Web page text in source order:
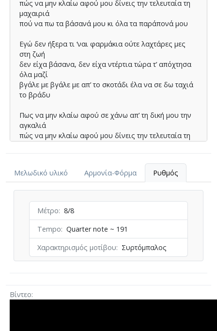
πώς να µην κλαίω αφού µου δίνεις την τελευταία τη
µαχαιριά
πού να πω τα βάσανά µου κι όλα τα παράπονά µου
Εγώ δεν ήξερα τι ‘ναι φαρµάκια ούτε λαχτάρες µες
στη ζωή
δεν είχα βάσανα, δεν είχα ντέρτια τώρα τ’ απόχτησα
όλα µαζί
βγάλε µε βγάλε µε απ’ το σκοτάδι έλα να σε δω ταχιά
το βράδυ
Πως να µην κλαίω αφού σε χάνω απ’ τη δική µου την
αγκαλιά
πώς να µην κλαίω αφού µου δίνεις την τελευταία τη
Μελωδικό υλικό
Αρμονία-Φόρμα Ρυθμός
Μέτρο
8/8
Tempo
Quarter note ~ 191
Χαρακτηρισμός μοτίβου
Συρτόμπαλος
Βίντεο